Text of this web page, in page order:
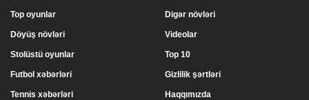
Top oyunlar
Döyüş növləri
Stolüstü oyunlar
Digər növləri
Videolar
Top 10
Futbol xəbərləri
Tennis xəbərləri
Gizlilik şərtləri
Haqqımızda